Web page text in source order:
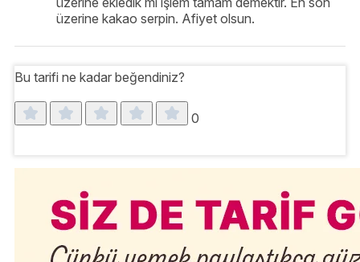
üzerine kakao serpin. Afiyet olsun.
Bu tarifi ne kadar beğendiniz?
0